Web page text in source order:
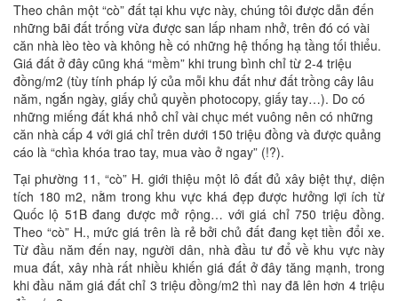
Theo chân một “cò” đất tại khu vực này, chúng tôi được dẫn đến
những bãi đất trống vừa được san lấp nham nhở, trên đó có vài
căn nhà lèo tèo và không hề có những hệ thống hạ tầng tối thiểu.
Giá đất ở đây cũng khá “mềm” khi trung bình chỉ từ 2-4 triệu
đồng/m2 (tùy tính pháp lý của mỗi khu đất như đất trồng cây lâu
năm, ngắn ngày, giấy chủ quyền photocopy, giấy tay…). Do có
những miếng đất khá nhỏ chỉ vài chục mét vuông nên có những
căn nhà cấp 4 với giá chỉ trên dưới 150 triệu đồng và được quảng
cáo là “chìa khóa trao tay, mua vào ở ngay” (!?).
Tại phường 11, “cò” H. giới thiệu một lô đất đủ xây biệt thự, diện
tích 180 m2, nằm trong khu vực khá đẹp được hưởng lợi ích từ
Quốc lộ 51B đang được mở rộng… với giá chỉ 750 triệu đồng.
Theo “cò” H., mức giá trên là rẻ bởi chủ đất đang kẹt tiền đổi xe.
Từ đầu năm đến nay, người dân, nhà đầu tư đổ về khu vực này
mua đất, xây nhà rất nhiều khiến giá đất ở đây tăng mạnh, trong
khi đầu năm giá đất chỉ 3 triệu đồng/m2 thì nay đã lên hơn 4 triệu